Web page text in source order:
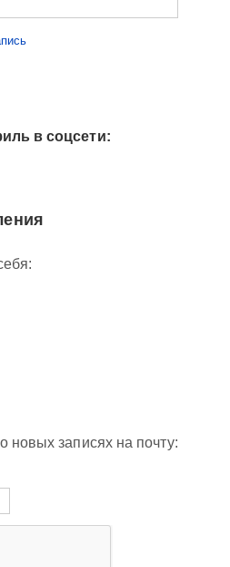
в соцсети:
новых записях на почту: